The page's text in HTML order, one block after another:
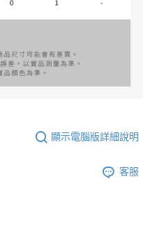
顯示電腦版詳細說明
客服